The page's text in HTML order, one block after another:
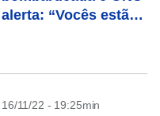
alerta: “Vocês estão
16/11/22 - 19:25min